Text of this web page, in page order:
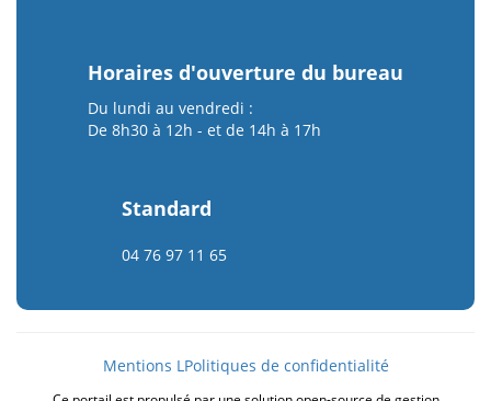
Horaires d'ouverture du bureau
Du lundi au vendredi :
De 8h30 à 12h - et de 14h à 17h
Standard
04 76 97 11 65
Mentions LPolitiques de confidentialité